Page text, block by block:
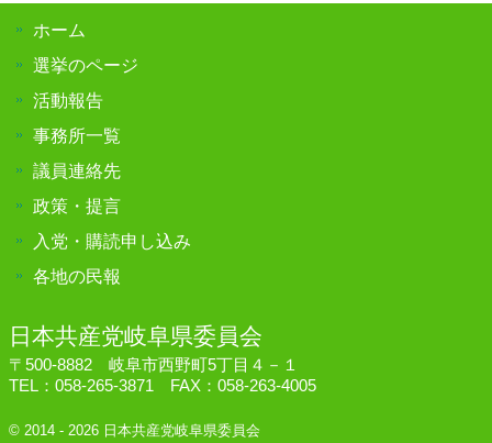
検
ホーム
選挙のページ
活動報告
事務所一覧
議員連絡先
政策・提言
入党・購読申し込み
各地の民報
日本共産党岐阜県委員会
〒500-8882 岐阜市西野町5丁目４－１
TEL：058-265-3871 FAX：058-263-4005
© 2014 - 2026 日本共産党岐阜県委員会